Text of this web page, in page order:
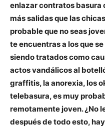
enlazar contratos basura
más salidas que las
probable que no seas
te encuentras a los que
siendo tratados como
actos vandálicos al
graffitis, la anorexia, los
telebasura, es muy
remotamente joven. ¿No
después de todo esto,